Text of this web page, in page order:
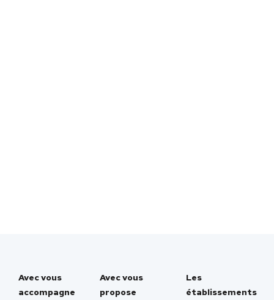
Avec vous
accompagne
Avec vous
propose
Les
établissements